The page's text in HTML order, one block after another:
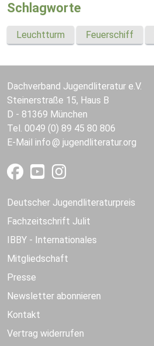
Schlagworte
Leuchtturm Feuerschiff
Dachverband Jugendliteratur e.V.
Steinerstraße 15, Haus B
D - 81369 München
Tel. 0049 (0) 89 45 80 806
E-Mail info jugendliteratur.org
Deutscher Jugendliteraturpreis
Fachzeitschrift Julit
IBBY - Internationales
Mitgliedschaft
Presse
Newsletter abonnieren
Kontakt
Vertrag widerrufen